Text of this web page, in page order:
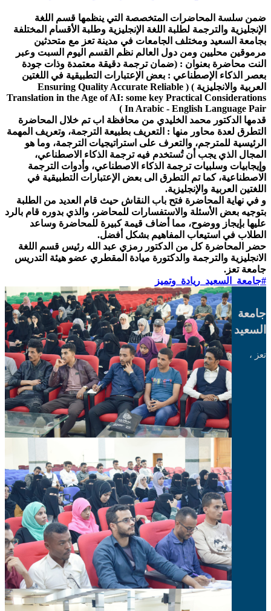
ضمن سلسة المحاضرات المتخصصة التي ينظمها قسم اللغة
الإنجليزية والترجمة لطلبة اللغة الإنجليزية وطلبة الأقسام المختلفة
بجامعة السعيد ومختلف الجامعات في مدينة تعز مع متحدثين
مرموقين محليين ومن دول العالم نظم القسم اليوم السبت وعبر
النت محاضرة بعنوان : (ضمان ترجمة دقيقة معتمدة وذات جودة
بعصر الذكاء الإصطناعي : بعض الإعتبارات التطبيقية في اللغتين
العربية والانجليزية ) ( Ensuring Quality Accurate Reliable
Translation in the Age of AI: some key Practical Considerations
In Arabic - English Language Pair )
قدمها الدكتور محمد الخليدي من محافظة اب تم خلال المحاضرة
التطرق لعدة محاور منها : التعريف بطبيعة الترجمة، وتعريف المهمة
الرئيسية للمترجم، والتعرف على استراتيجيات الترجمة، وما هو
المجال الذي يجب أن تُستخدم فيه ترجمة الذكاء الاصطناعي،
وإيجابيات وسلبيات ترجمة الذكاء الاصطناعي، وأدوات الترجمة
الاصطناعية، كما تم التطرق الى بعض الإعتبارات التطبيقية في
اللغتين العربية والإنجليزية.
و في نهاية المحاضرة فتح باب النقاش حيث قام العديد من الطلبة
بتوجيه بعض الأسئلة والاستفسارات للمحاضر، والذي بدوره قام بالرد
عليها بإيجاز ووضوح، مما أضاف قيمة كبيرة للمحاضرة وساعد
الطلاب في استيعاب المفاهيم بشكل أفضل.
حضر المحاضرة كل من الدكتور رمزي عبد الله رئيس قسم اللغة
الانجليزية والترجمة والدكتورة ميادة المقطري عضو هيئة التدريس
جامعة تعز.
#جامعة_السعيد_ريادة_وتميز
جامعة
السعيد
تعز ،